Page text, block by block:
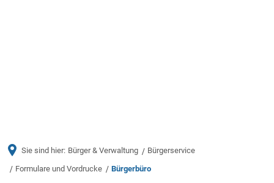
Sie sind hier: Bürger & Verwaltung
Bürgerservice
Formulare und Vordrucke
Bürgerbüro